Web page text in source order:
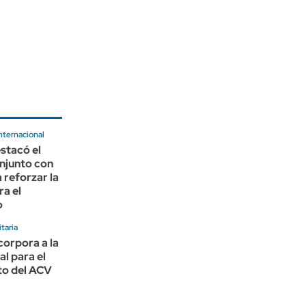
el
con
reforzar la
el
a la
para el
del ACV